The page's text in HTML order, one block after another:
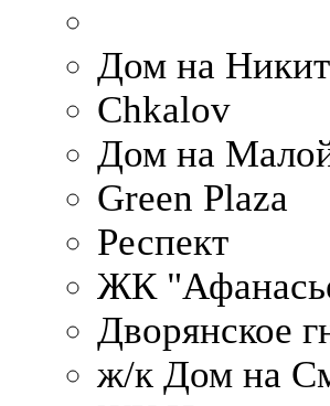
Дом на
Chkalov
Дом на
Green Plaza
Респект
ЖК
Дворянское
ж/к Дом на